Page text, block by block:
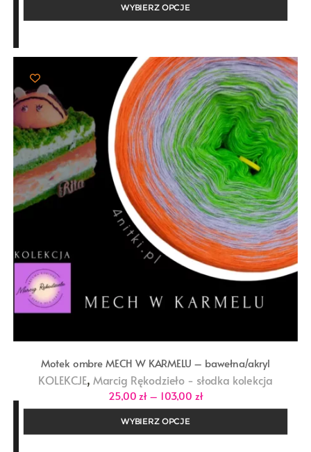
do
WYBIERZ OPCJE
Motek ombre MECH W KARMELU – bawełna/akryl
KOLEKCJE, Marcig Rękodzieło - słodka kolekcja
25,00 zł – 103,00 złZakres
cen:
do
WYBIERZ OPCJE